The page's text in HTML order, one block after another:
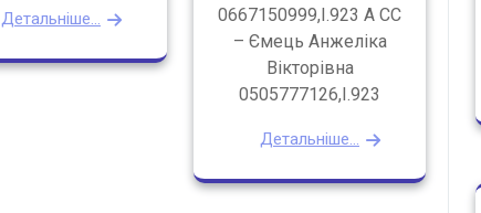
Детальніше...
0667150999,І.923 А СС
– Ємець Анжеліка
Вікторівна
0505777126,І.923
Детальніше...